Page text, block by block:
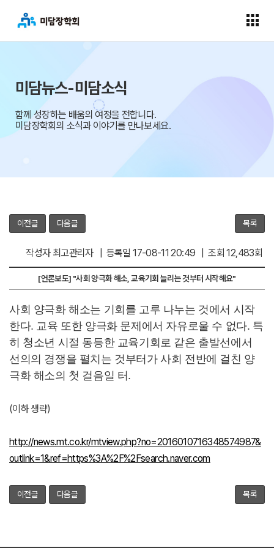
미담뉴스-미담소식
함께 성장하는 배움의 여정을 전합니다.
미담장학회의 소식과 이야기를 만나보세요.
이전글 다음글 목록
작성자 최고관리자 | 등록일 17-08-11 20:49 | 조회 12,483회
[언론보도] "사회 양극화 해소, 교육기회 늘리는 것부터 시작해요"
사회 양극화 해소는 기회를 고루 나누는 것에서 시작
한다. 교육 또한 양극화 문제에서 자유로울 수 없다. 특
히 청소년 시절 동등한 교육기회로 같은 출발선에서
선의의 경쟁을 펼치는 것부터가 사회 전반에 걸친 양
극화 해소의 첫 걸음일 터.
(이하 생략)
http://news.mt.co.kr/mtview.php?no=2016010716348574987&
outlink=1&ref=https%3A%2F%2Fsearch.naver.com
이전글 다음글 목록